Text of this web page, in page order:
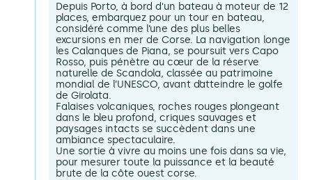
Depuis Porto, à bord d'un bateau à moteur de 12
places, embarquez pour un tour en bateau,
considéré comme l’une des plus belles
excursions en mer de Corse. La navigation longe
les Calanques de Piana, se poursuit vers Capo
Rosso, puis pénètre au cœur de la réserve
naturelle de Scandola, classée au patrimoine
mondial de l’UNESCO, avant d’atteindre le golfe
de Girolata.
Falaises volcaniques, roches rouges plongeant
dans le bleu profond, criques sauvages et
paysages intacts se succèdent dans une
ambiance spectaculaire.
Une sortie à vivre au moins une fois dans sa vie,
pour mesurer toute la puissance et la beauté
brute de la côte ouest corse.